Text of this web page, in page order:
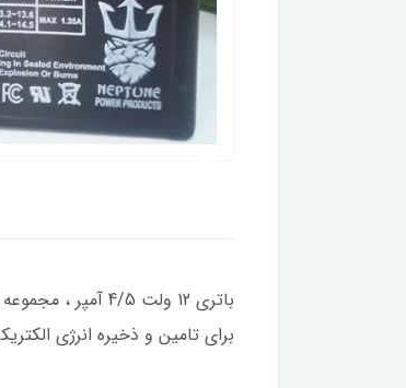
برای تامین و ذخیره انرژی